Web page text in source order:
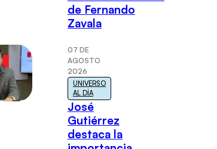
de Fernando
Zavala
07 DE
AGOSTO
2026
UNIVERSO
AL DÍA
José
Gutiérrez
destaca la